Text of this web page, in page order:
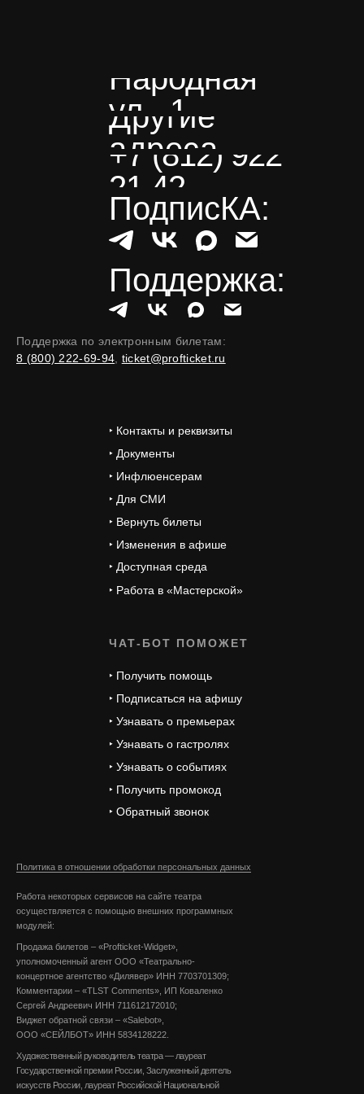
Политика в отношении обработки персональных данных
Работа некоторых сервисов на сайте театра
осуществляется с помощью внешних программных
модулей:
Продажа билетов – «Profticket-Widget»,
уполномоченный агент ООО «Театрально-
концертное агентство «Дилявер» ИНН 7703701309;
Комментарии – «TLST Comments», ИП Коваленко
Сергей Андреевич ИНН 711612172010;
Виджет обратной связи – «Salebot»,
ООО «СЕЙЛБОТ» ИНН 5834128222.
Художественный руководитель театра — лауреат
Государственной премии России, Заслуженный деятель
искусств России, лауреат Российской Национальной
‣ Изменения в афише
‣ Работа в «Мастерской»
‣ Доступная среда
‣ Вернуть билеты
‣ Для СМИ
‣ Инфлюенсерам
‣ Документы
‣ Контакты и реквизиты
‣ Обратный звонок
‣ Получить промокод
‣ Узнавать о событиях
‣ Узнавать о гастролях
‣ Узнавать о премьерах
‣ Подписаться на афишу
‣ Получить помощь
ЧАТ-БОТ ПОМОЖЕТ
Поддержка по электронным билетам:
8 (800) 222-69-94 ticket@profticket.ru
+7 (812) 922
21 42
Другие
адреса
Народная
ул., 1
ПодписКА:
Поддержка: